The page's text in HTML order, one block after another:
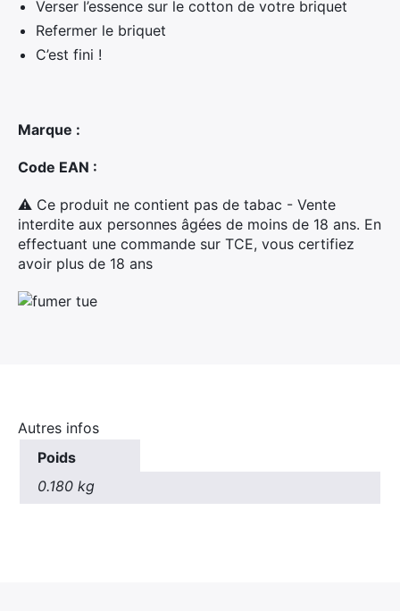
Verser l’essence sur le cotton de votre briquet
Refermer le briquet
C’est fini !
Marque :
Code EAN :
⚠ Ce produit ne contient pas de tabac - Vente
interdite aux personnes âgées de moins de 18 ans. En
effectuant une commande sur TCE, vous certifiez
avoir plus de 18 ans
Autres infos
Poids
0.180 kg